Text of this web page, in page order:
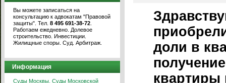
Вы можете записаться на
консультацию к адвокатам "Правовой
защиты". Тел. 8 495 691-38-72
Работаем ежедневно. Долевое
строительство. Инвестиции.
Жилищные споры. Суд. Арбитраж.
Информация
Суды Москвы. Суды Московской
доли в
квартиры